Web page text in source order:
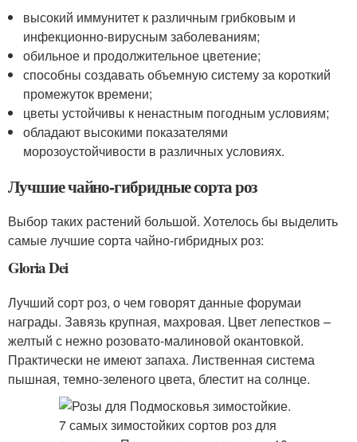
высокий иммунитет к различным грибковым и
инфекционно-вирусным заболеваниям;
обильное и продолжительное цветение;
способны создавать объемную систему за короткий
промежуток времени;
цветы устойчивы к ненастным погодным условиям;
обладают высокими показателями
морозоустойчивости в различных условиях.
Лучшие чайно-гибридные сорта роз
Выбор таких растений большой. Хотелось бы выделить
самые лучшие сорта чайно-гибридных роз:
Gloria Dei
Лучший сорт роз, о чем говорят данные форумаи
награды. Завязь крупная, махровая. Цвет лепестков –
желтый с нежно розовато-малиновой окантовкой.
Практически не имеют запаха. Лиственная система
пышная, темно-зеленого цвета, блестит на солнце.